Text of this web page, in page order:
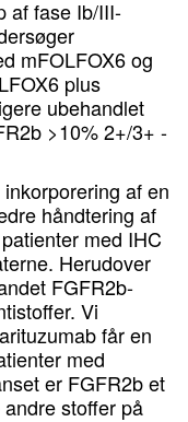
af fase Ib/III-
mFOLFOX6 og
plus
ubehandlet
>10% 2+/3+ -
af en
håndtering af
med IHC
Herudover
FGFR2b-
Vi
får en
med
er FGFR2b et
stoffer på